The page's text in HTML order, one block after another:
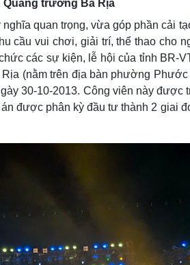
trường Bà Rịa
quan trọng, vừa góp phần cải
cầu vui chơi, giải trí, thể thao cho
các sự kiện, lễ hội của tỉnh BR-
(nằm trên địa bàn phường Phước
30-10-2013. Công viên này được
được phân kỳ đầu tư thành 2 giai